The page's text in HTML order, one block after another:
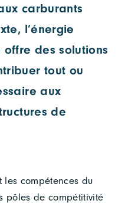
carburants
l’énergie
des solutions
tout ou
aux
de
les compétences du
pôles de compétitivité